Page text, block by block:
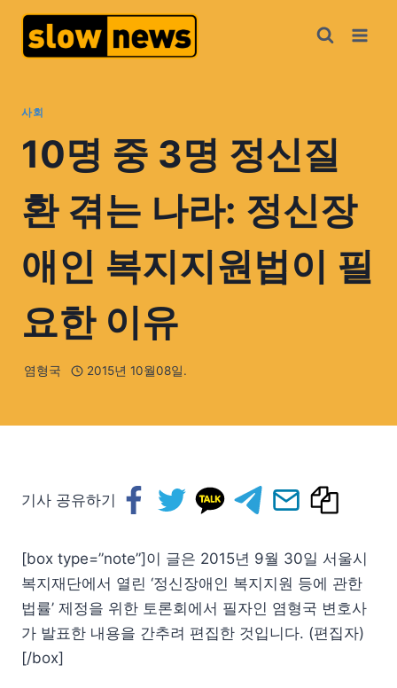
사회
10명 중 3명 정신질
환 겪는 나라: 정신장
애인 복지지원법이 필
요한 이유
염형국 2015년 10월08일.
기사 공유하기
[box type=”note”]이 글은 2015년 9월 30일 서울시
복지재단에서 열린 ‘정신장애인 복지지원 등에 관한
법률’ 제정을 위한 토론회에서 필자인 염형국 변호사
가 발표한 내용을 간추려 편집한 것입니다. (편집자)
[/box]